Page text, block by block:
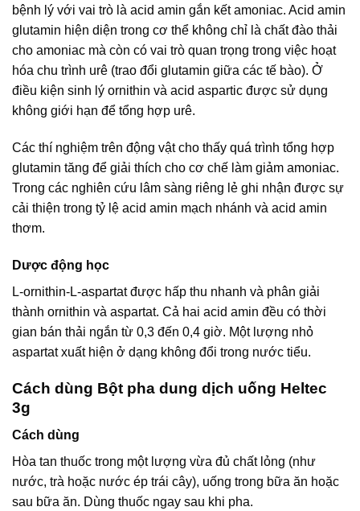
bệnh lý với vai trò là acid amin gắn kết amoniac. Acid amin
glutamin hiện diện trong cơ thể không chỉ là chất đào thải
cho amoniac mà còn có vai trò quan trọng trong việc hoạt
hóa chu trình urê (trao đổi glutamin giữa các tế bào). Ở
điều kiện sinh lý ornithin và acid aspartic được sử dụng
không giới hạn để tổng hợp urê.
Các thí nghiệm trên động vật cho thấy quá trình tổng hợp
glutamin tăng để giải thích cho cơ chế làm giảm amoniac.
Trong các nghiên cứu lâm sàng riêng lẻ ghi nhận được sự
cải thiện trong tỷ lệ acid amin mạch nhánh và acid amin
thơm.
Dược động học
L-ornithin-L-aspartat được hấp thu nhanh và phân giải
thành ornithin và aspartat. Cả hai acid amin đều có thời
gian bán thải ngắn từ 0,3 đến 0,4 giờ. Một lượng nhỏ
aspartat xuất hiện ở dạng không đổi trong nước tiểu.
Cách dùng Bột pha dung dịch uống Heltec
3g
Cách dùng
Hòa tan thuốc trong một lượng vừa đủ chất lỏng (như
nước, trà hoặc nước ép trái cây), uống trong bữa ăn hoặc
sau bữa ăn. Dùng thuốc ngay sau khi pha.